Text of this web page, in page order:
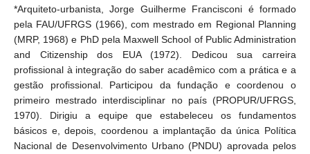
*Arquiteto-urbanista, Jorge Guilherme Francisconi é formado
pela FAU/UFRGS (1966), com mestrado em Regional Planning
(MRP, 1968) e PhD pela Maxwell School of Public Administration
and Citizenship dos EUA (1972). Dedicou sua carreira
profissional à integração do saber acadêmico com a prática e a
gestão profissional. Participou da fundação e coordenou o
primeiro mestrado interdisciplinar no país (PROPUR/UFRGS,
1970). Dirigiu a equipe que estabeleceu os fundamentos
básicos e, depois, coordenou a implantação da única Política
Nacional de Desenvolvimento Urbano (PNDU) aprovada pelos